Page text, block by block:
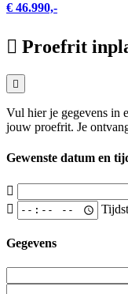
€ 46.990,-
Proefrit
Vul hier je gegevens in
jouw proefrit. Je
Gewenste datum en
Gegevens